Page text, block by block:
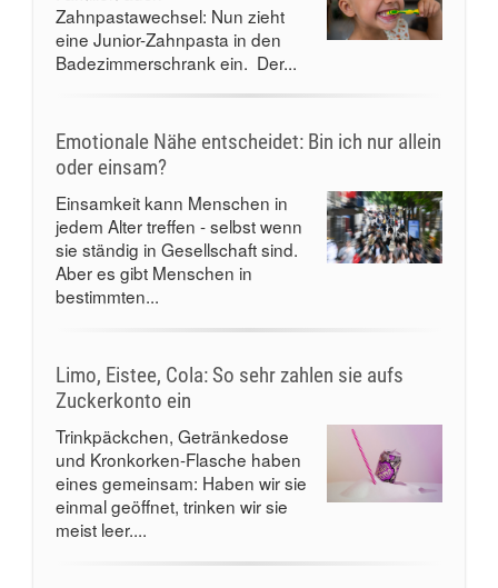
Zahnpastawechsel: Nun zieht
eine Junior-Zahnpasta in den
Badezimmerschrank ein. Der...
Emotionale Nähe entscheidet: Bin ich nur allein
oder einsam?
Einsamkeit kann Menschen in
jedem Alter treffen - selbst wenn
sie ständig in Gesellschaft sind.
Aber es gibt Menschen in
bestimmten...
Limo, Eistee, Cola: So sehr zahlen sie aufs
Zuckerkonto ein
Trinkpäckchen, Getränkedose
und Kronkorken-Flasche haben
eines gemeinsam: Haben wir sie
einmal geöffnet, trinken wir sie
meist leer....